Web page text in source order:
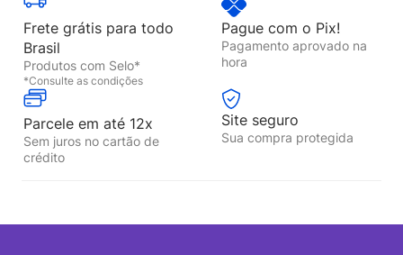
Frete grátis para todo
Brasil
Produtos com Selo*
*Consulte as condições
Pague com o Pix!
Pagamento aprovado na
hora
Parcele em até 12x
Sem juros no cartão de
crédito
Site seguro
Sua compra protegida